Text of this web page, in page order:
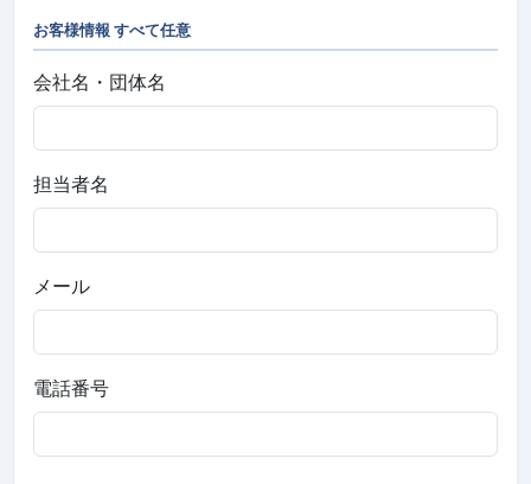
お客様情報 すべて任意
会社名・団体名
担当者名
メール
電話番号